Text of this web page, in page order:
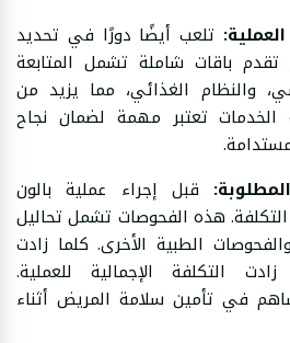
تلعب أيضًا دورًا في تحديد
تقدم باقات شاملة تشمل المتابعة
والنظام الغذائي، مما يزيد من
الخدمات تعتبر مهمة لضمان نجاح
قبل إجراء عملية بالون
هذه الفحوصات تشمل تحاليل
الطبية الأخرى. كلما زادت
التكلفة الإجمالية للعملية.
في تأمين سلامة المريض أثناء